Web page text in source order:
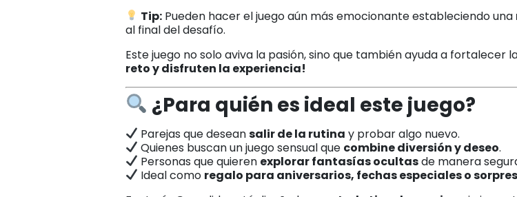
Tip: Pueden hacer el juego aún más emocionante estableciendo una
al final del desafío.
Este juego no solo aviva la pasión, sino que también ayuda a fortalecer
reto y disfruten la experiencia!
¿Para quién es ideal este juego?
Parejas que deseansalir de la rutina y probar algo nuevo.
Quienes buscan un juego sensual que combine diversión y deseo.
Personas que quieren explorar fantasías ocultasde manera
Ideal como regalo para aniversarios, fechas especiales o